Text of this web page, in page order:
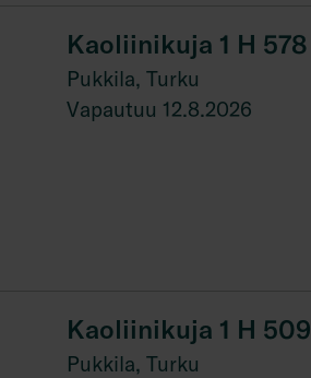
Kaoliinikuja 1 H 578
Pukkila, Turku
Vapautuu 12.8.2026
Kaoliinikuja 1 H 509
Pukkila, Turku